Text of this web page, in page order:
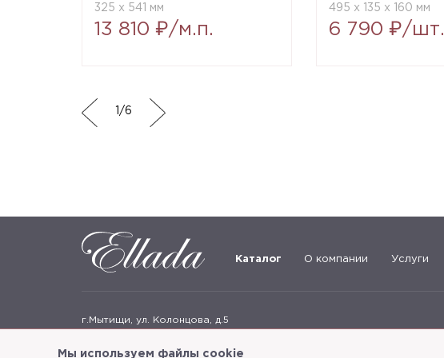
Мы используем файлы cookie
325 x 541 мм
13 810 ₽/м.п.
495 x 135 x 160 мм
6 790 ₽/шт.
/6
Каталог О компании Услуги
г.Мытищи, ул. Колонцова, д.5
+7(495) 625-05-50 +7 (495) 637-68-07